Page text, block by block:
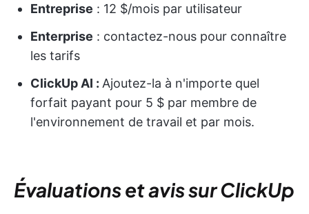
Entreprise : 12 $/mois par utilisateur
Enterprise : contactez-nous pour connaître
les tarifs
ClickUp AI : Ajoutez-la à n'importe quel
forfait payant pour 5 $ par membre de
l'environnement de travail et par mois.
Évaluations et avis sur ClickUp